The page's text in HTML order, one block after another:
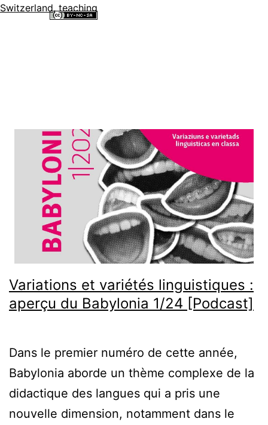
Switzerland, teaching
Variations et variétés linguistiques :
aperçu du Babylonia 1/24 [Podcast]
Dans le premier numéro de cette année,
Babylonia aborde un thème complexe de la
didactique des langues qui a pris une
nouvelle dimension, notamment dans le